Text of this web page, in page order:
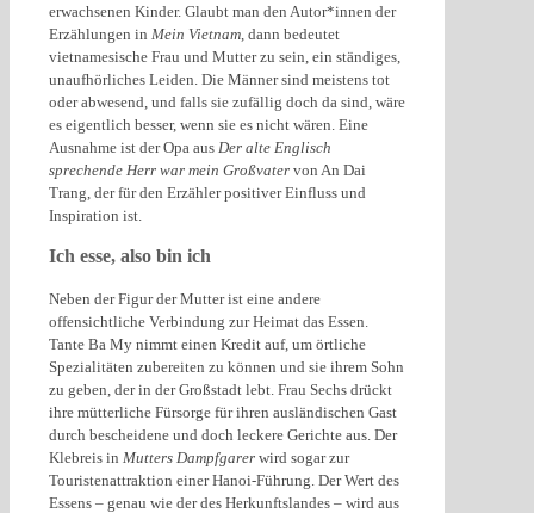
erwachsenen Kinder. Glaubt man den Autor*innen der
Erzählungen in Mein Vietnam, dann bedeutet
vietnamesische Frau und Mutter zu sein, ein ständiges,
unaufhörliches Leiden. Die Männer sind meistens tot
oder abwesend, und falls sie zufällig doch da sind, wäre
es eigentlich besser, wenn sie es nicht wären. Eine
Ausnahme ist der Opa aus Der alte Englisch
sprechende Herr war mein Großvater von An Dai
Trang, der für den Erzähler positiver Einfluss und
Inspiration ist.
Ich esse, also bin ich
Neben der Figur der Mutter ist eine andere
offensichtliche Verbindung zur Heimat das Essen.
Tante Ba My nimmt einen Kredit auf, um örtliche
Spezialitäten zubereiten zu können und sie ihrem Sohn
zu geben, der in der Großstadt lebt. Frau Sechs drückt
ihre mütterliche Fürsorge für ihren ausländischen Gast
durch bescheidene und doch leckere Gerichte aus. Der
Klebreis in Mutters Dampfgarer wird sogar zur
Touristenattraktion einer Hanoi-Führung. Der Wert des
Essens – genau wie der des Herkunftslandes – wird aus